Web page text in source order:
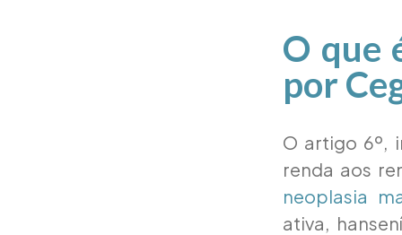
O que
por
O artigo 6º,
renda aos
neoplasia
ativa,